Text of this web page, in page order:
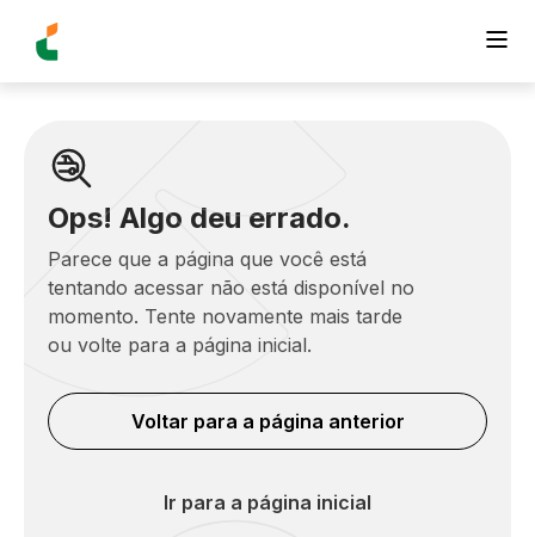
Ops! Algo deu errado.
Parece que a página que você está
tentando acessar não está disponível no
momento. Tente novamente mais tarde
ou volte para a página inicial.
Voltar para a página anterior
Ir para a página inicial